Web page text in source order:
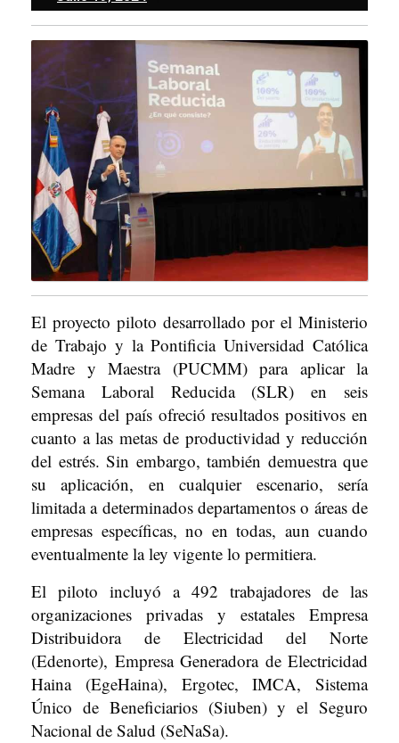
19,
2024
El proyecto piloto desarrollado por el Ministerio
de Trabajo y la Pontificia Universidad Católica
Madre y Maestra (PUCMM) para aplicar la
Semana Laboral Reducida (SLR) en seis
empresas del país ofreció resultados positivos en
cuanto a las metas de productividad y reducción
del estrés. Sin embargo, también demuestra que
su aplicación, en cualquier escenario, sería
limitada a determinados departamentos o áreas de
empresas específicas, no en todas, aun cuando
eventualmente la ley vigente lo permitiera.
El piloto incluyó a 492 trabajadores de las
organizaciones privadas y estatales Empresa
Distribuidora de Electricidad del Norte
(Edenorte), Empresa Generadora de Electricidad
Haina (EgeHaina), Ergotec, IMCA, Sistema
Único de Beneficiarios (Siuben) y el Seguro
Nacional de Salud (SeNaSa).